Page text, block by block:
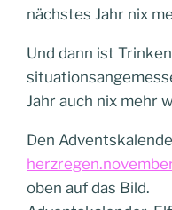
nächstes Jahr nix
Und dann ist
Jahr auch nix mehr
Den
oben auf das Bild.